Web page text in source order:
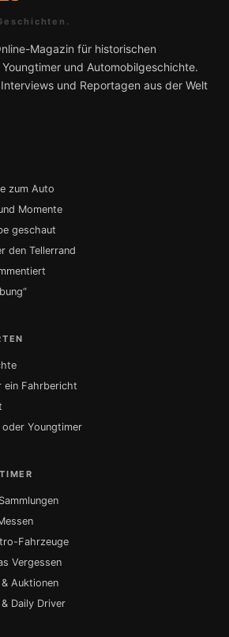
Magazin für historischen
und Automobilgeschichte.
und Reportagen aus der Welt
zum Auto
Momente
geschaut
den Tellerrand
ein Fahrbericht
Youngtimer
Fahrzeuge
Vergessen
Auktionen
Daily Driver